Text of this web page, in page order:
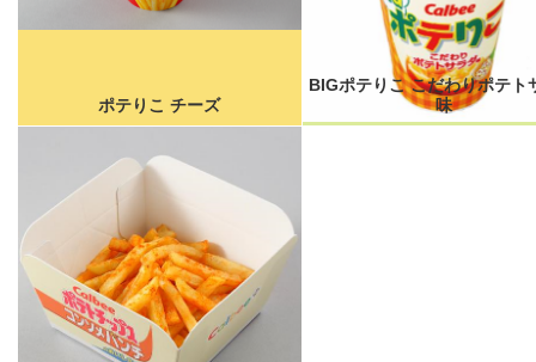
ポテりこ チーズ
BIGポテりこ こだわりポテト
味